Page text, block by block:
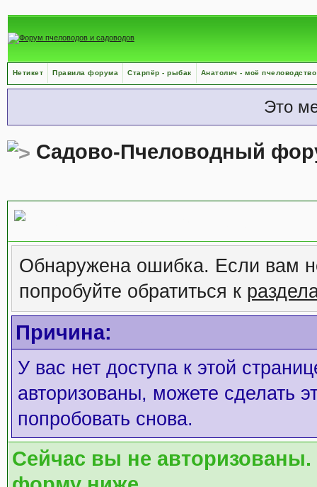
Нетикет Правила форума Старпёр - рыбак Анатолич - моё пчеловодство
Это
Садово-Пчеловодный
Обнаружена ошибка. Если вам
попробуйте обратиться к
Причина:
У вас нет доступа к этой
авторизованы, можете сделать
попробовать снова.
Сейчас вы не авторизованы.